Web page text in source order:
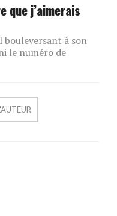
que j’aimerais
à son
le numéro de